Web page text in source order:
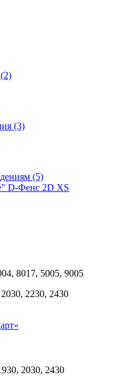
(3)
(5)
D-Фенс 2D XS
8017, 5005, 9005
2230, 2430
2030, 2430